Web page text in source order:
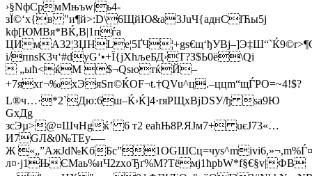
›§NфСрмMњъw|ь4-
зЇ©‘х{в "и¶й>:D\6ЩйЮ&a3JuЧ{aднСlЋы5ј
kф[ЮMBя*BЌ,В|1пѓa
ЦИмA32¦3ЏНLe¦5ҐЧ
i/пnѕK3ч‘#dуG‘•+Ї{jXhљеБД›Т?З$Ь0ё\Qі
„ыћ<ќM $¬QsютќЙ–
+7яхґ¬‰хЭяЅп©ЌOF¬t.†QVu^ц.–ццm“щЃРO=~4!$?
L®ч…·*2`Дю:6ш–Ќ›Ќ]4·rяPЩxВjDЅУ/ђ s­а9Ю
GxДg
зcЭµ>@¤ШчHgќ’ 6 т2 еаћЊ8P.ЯЈм7+ uєJ73«…
И7GЛ&0№ТEу-—
Ж «„”АжЈd№KбБс”
л¤·j1ЊЄMaь%иЧ2zxоЂґ%M?Tёмj1ћpbW*f§€§v|ФВ